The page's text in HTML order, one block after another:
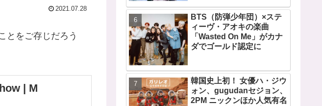
2021.07.28
とをご存じだろう
| M
に努力を重ねる姿に称賛の
声続々
BTS（防弾少年団）×ステ
ィーヴ・アオキの楽曲
「Wasted On Me」がカナ
ダでゴールド認定に
韓国史上初！ 女優ハ・ジウ
ォン、gugudanセジョン、
2PM ニックンほか人気有名